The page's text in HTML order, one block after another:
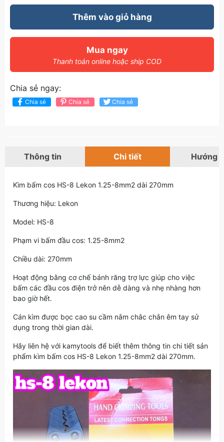
Thêm vào giỏ hàng
Mua ngay
Thanh toán online hoặc ship COD
Chia sẻ ngay:
Chia sẻ Chia sẻ Chia sẻ
Thông tin Chi tiết Hướng
Kìm bấm cos HS-8 Lekon 1.25-8mm2 dài 270mm
Thương hiệu: Lekon
Model: HS-8
Phạm vi bấm đầu cos: 1.25-8mm2
Chiều dài: 270mm
Hoạt động bằng cơ chế bánh răng trợ lực giúp cho việc
bấm các đầu cos điện trở nên dễ dàng và nhẹ nhàng hơn
bao giờ hết.
Cán kìm được bọc cao su cầm nắm chắc chắn êm tay sử
dụng trong thời gian dài.
Hãy liên hệ với kamytools để biết thêm thông tin chi tiết sản
phẩm kìm bấm cos HS-8 Lekon 1.25-8mm2 dài 270mm.